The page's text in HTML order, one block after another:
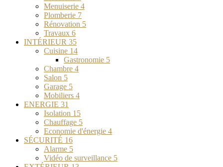
Menuiserie 4
Plomberie 7
Rénovation 5
Travaux 6
INTÉRIEUR 35
Cuisine 14
Gastronomie 5
Chambre 4
Salon 5
Garage 5
Mobiliers 4
ENERGIE 31
Isolation 15
Chauffage 5
Economie d'énergie 4
SÉCURITÉ 16
Alarme 5
Vidéo de surveillance 5